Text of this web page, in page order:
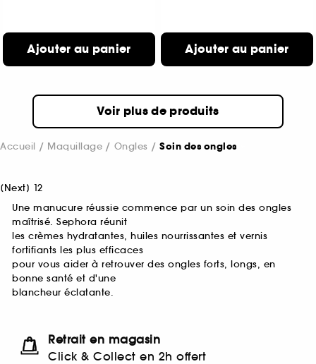
Ajouter au panier Ajouter au panier
Voir plus de produits
Accueil Maquillage Ongles Soin des ongles
[Next] 12
Une manucure réussie commence par un soin des ongles
maîtrisé. Sephora réunit
les crèmes hydratantes, huiles nourrissantes et vernis
fortifiants les plus efficaces
pour vous aider à retrouver des ongles forts, longs, en
bonne santé et d'une
blancheur éclatante.
Retrait en magasin
Click & Collect en 2h offert